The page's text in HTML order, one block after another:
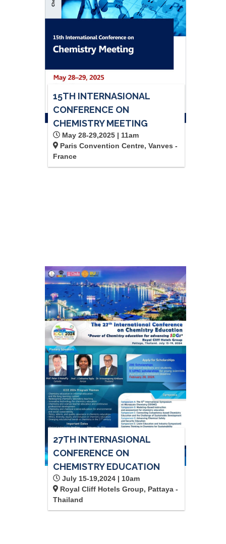
15TH INTERNASIONAL
CONFERENCE ON
CHEMISTRY MEETING
May 28-29,2025 | 11am
Paris Convention Centre, Vanves -
France
27TH INTERNASIONAL
CONFERENCE ON
CHEMISTRY EDUCATION
July 15-19,2024 | 10am
Royal Cliff Hotels Group, Pattaya -
Thailand